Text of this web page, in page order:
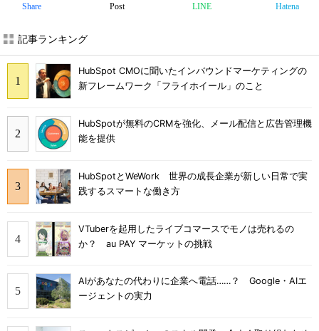
Share Post LINE Hatena
記事ランキング
HubSpot CMOに聞いたインバウンドマーケティングの
新フレームワーク「フライホイール」のこと
HubSpotが無料のCRMを強化、メール配信と広告管理機
能を提供
HubSpotとWeWork 世界の成長企業が新しい日常で実
践するスマートな働き方
VTuberを起用したライブコマースでモノは売れるの
か？ au PAY マーケットの挑戦
AIがあなたの代わりに企業へ電話……？ Google・AIエ
ージェントの実力